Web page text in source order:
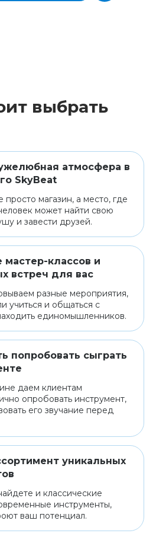
выбрать
атмосфера в
SkyBeat
просто магазин, а место, где
может найти свою
и завести друзей.
мастер-классов и
встреч для вас
разные мероприятия,
учиться и общаться с
единомышленников.
попробовать сыграть
даем клиентам
опробовать инструмент,
его звучание перед
уникальных
и классические
инструменты,
ваш потенциал.